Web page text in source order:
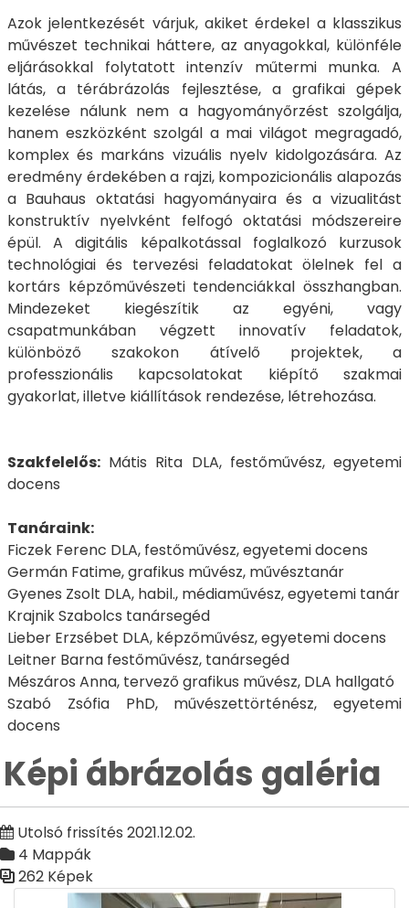
Azok jelentkezését várjuk, akiket érdekel a klasszikus
művészet technikai háttere, az anyagokkal, különféle
eljárásokkal folytatott intenzív műtermi munka. A
látás, a térábrázolás fejlesztése, a grafikai gépek
kezelése nálunk nem a hagyományőrzést szolgálja,
hanem eszközként szolgál a mai világot megragadó,
komplex és markáns vizuális nyelv kidolgozására. Az
eredmény érdekében a rajzi, kompozicionális alapozás
a Bauhaus oktatási hagyományaira és a vizualitást
konstruktív nyelvként felfogó oktatási módszereire
épül. A digitális képalkotással foglalkozó kurzusok
technológiai és tervezési feladatokat ölelnek fel a
kortárs képzőművészeti tendenciákkal összhangban.
Mindezeket kiegészítik az egyéni, vagy
csapatmunkában végzett innovatív feladatok,
különböző szakokon átívelő projektek, a
professzionális kapcsolatokat kiépítő szakmai
gyakorlat, illetve kiállítások rendezése, létrehozása.
Szakfelelős: Mátis Rita DLA, festőművész, egyetemi
docens
Tanáraink:
Ficzek Ferenc DLA, festőművész, egyetemi docens
Germán Fatime, grafikus művész, művésztanár
Gyenes Zsolt DLA, habil., médiaművész, egyetemi tanár
Krajnik Szabolcs tanársegéd
Lieber Erzsébet DLA, képzőművész, egyetemi docens
Leitner Barna festőművész, tanársegéd
Mészáros Anna, tervező grafikus művész, DLA hallgató
Szabó Zsófia PhD, művészettörténész, egyetemi
docens
Képi ábrázolás galéria
Utolsó frissítés 2021.12.02.
4 Mappák
262 Képek